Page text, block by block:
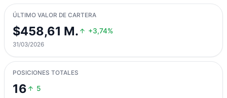
ÚLTIMO VALOR DE CARTERA
$458,61 M. +3,74%
31/03/2026
POSICIONES TOTALES
16 5